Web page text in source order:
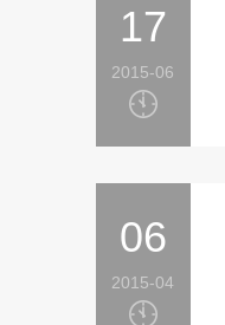
17
2015-06
06
2015-04